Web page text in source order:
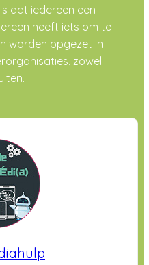
dat iedereen een
heeft iets om te
worden opgezet in
zowel